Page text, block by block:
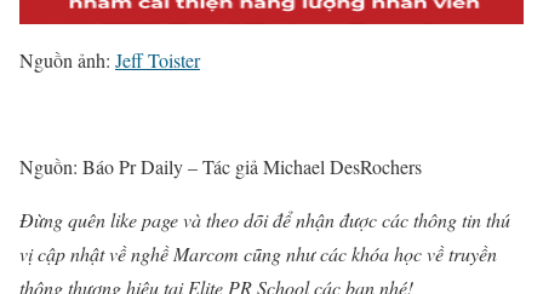
Nguồn ảnh: Jeff Toister
Nguồn: Báo Pr Daily – Tác giả Michael DesRochers
Đừng quên like page và theo dõi để nhận được các thông tin thú
vị cập nhật về nghề Marcom cũng như các khóa học về truyền
thông thương hiệu tại Elite PR School các bạn nhé!